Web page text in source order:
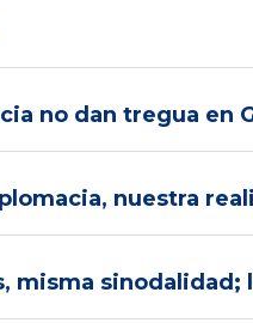
no dan tregua en
nuestra
misma sinodalidad;